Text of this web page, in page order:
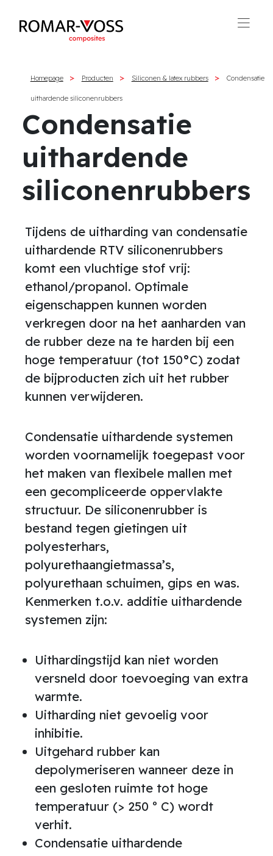
Homepage Producten Siliconen & latex rubbers Condensatie
uithardende siliconenrubbers
Condensatie
uithardende
siliconenrubbers
Tijdens de uitharding van condensatie
uithardende RTV siliconenrubbers
komt een vluchtige stof vrij:
ethanol/propanol. Optimale
eigenschappen kunnen worden
verkregen door na het aanharden van
de rubber deze na te harden bij een
hoge temperatuur (tot 150°C) zodat
de bijproducten zich uit het rubber
kunnen verwijderen.
Condensatie uithardende systemen
worden voornamelijk toegepast voor
het maken van flexibele mallen met
een gecompliceerde oppervlakte
structuur. De siliconenrubber is
bestand tegen gietingen uit
polyesterhars,
polyurethaangietmassa’s,
polyurethaan schuimen, gips en was.
Kenmerken t.o.v. additie uithardende
systemen zijn:
Uithardingstijd kan niet worden
versneld door toevoeging van extra
warmte.
Uitharding niet gevoelig voor
inhibitie.
Uitgehard rubber kan
depolymeriseren wanneer deze in
een gesloten ruimte tot hoge
temperatuur (> 250 º C) wordt
verhit.
Condensatie uithardende